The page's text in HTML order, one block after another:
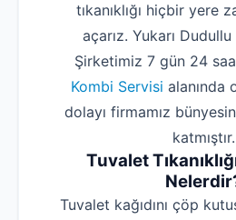
tıkanıklığı hiçbir yere
açarız. Yukarı Dudullu
Şirketimiz 7 gün 24
Kombi Servisi alanında
dolayı firmamız
katmıştır.
Tuvalet
‌Tuvalet kağıdını çöp